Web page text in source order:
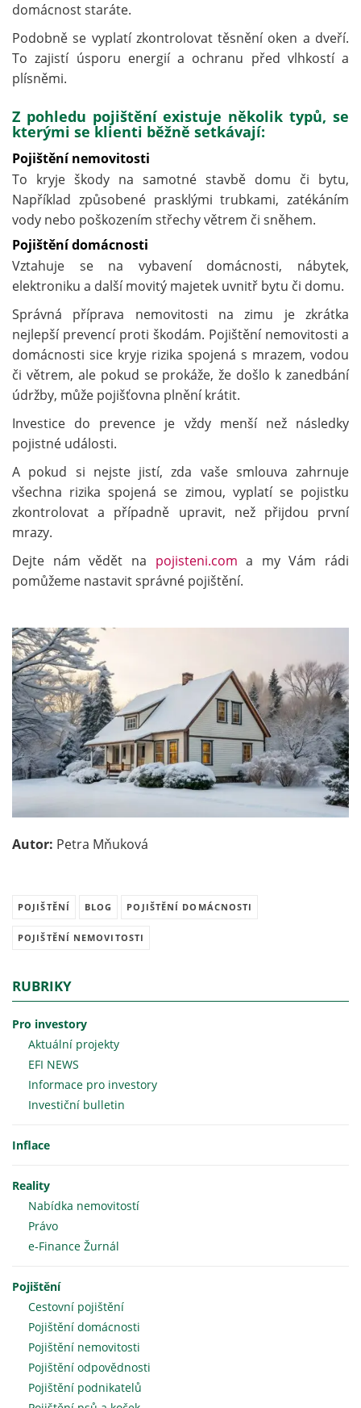
domácnost staráte.
Podobně se vyplatí zkontrolovat těsnění oken a dveří.
To zajistí úsporu energií a ochranu před vlhkostí a
plísněmi.
Z pohledu pojištění existuje několik typů, se
kterými se klienti běžně setkávají:
Pojištění nemovitosti
To kryje škody na samotné stavbě domu či bytu,
Například způsobené prasklými trubkami, zatékáním
vody nebo poškozením střechy větrem či sněhem.
Pojištění domácnosti
Vztahuje se na vybavení domácnosti, nábytek,
elektroniku a další movitý majetek uvnitř bytu či domu.
Správná příprava nemovitosti na zimu je zkrátka
nejlepší prevencí proti škodám. Pojištění nemovitosti a
domácnosti sice kryje rizika spojená s mrazem, vodou
či větrem, ale pokud se prokáže, že došlo k zanedbání
údržby, může pojišťovna plnění krátit.
Investice do prevence je vždy menší než následky
pojistné události.
A pokud si nejste jistí, zda vaše smlouva zahrnuje
všechna rizika spojená se zimou, vyplatí se pojistku
zkontrolovat a případně upravit, než přijdou první
mrazy.
Dejte nám vědět na pojisteni.com a my Vám rádi
pomůžeme nastavit správné pojištění.
Autor: Petra Mňuková
POJIŠTĚNÍ BLOG POJIŠTĚNÍ DOMÁCNOSTI
POJIŠTĚNÍ NEMOVITOSTI
RUBRIKY
Pro investory
Aktuální projekty
EFI NEWS
Informace pro investory
Investiční bulletin
Inflace
Reality
Nabídka nemovitostí
Právo
e-Finance Žurnál
Pojištění
Cestovní pojištění
Pojištění domácnosti
Pojištění nemovitosti
Pojištění odpovědnosti
Pojištění podnikatelů